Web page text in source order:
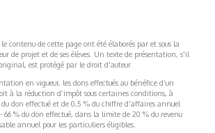
contenu de cette page ont été élaborés par et sous la
de projet et de ses élèves. Un texte de présentation, s'il
est protégé par le droit d'auteur
en vigueur, les dons effectués au bénéfice d’un
à la réduction d’impôt sous certaines conditions, à
don effectué et de 0,5 % du chiffre d’affaires annuel
66 % du don effectué, dans la limite de 20 % du revenu
annuel pour les particuliers éligibles.